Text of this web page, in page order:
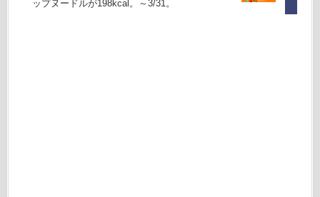
ップヌードルが198kcal。～3/31。